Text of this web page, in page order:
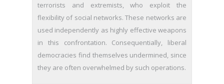
terrorists and extremists, who exploit the
flexibility of social networks. These networks are
used independently as highly effective weapons
in this confrontation. Consequentially, liberal
democracies find themselves undermined, since
they are often overwhelmed by such operations.